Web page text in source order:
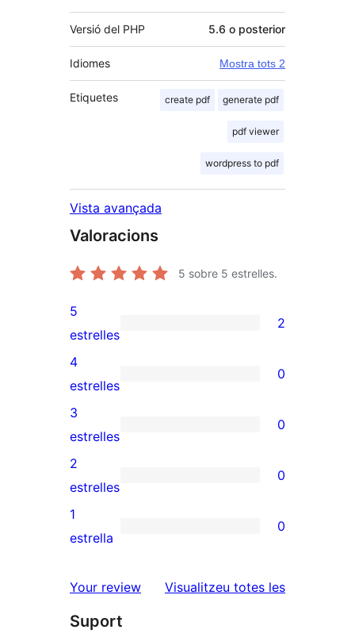
Versió del PHP 5.6 o posterior
Idiomes Mostra tots 2
Etiquetes create pdf generate pdf
pdf viewer
wordpress to pdf
Vista avançada
Valoracions
5 sobre 5 estrelles.
2
valoracions
de
5
estrelles
5
estrelles
2
0
valoracions
de
4
estrelles
4
estrelles
0
0
valoracions
de
3
estrelles
3
estrelles
0
0
valoracions
de
estrelles
2
estrelles
0
0
de
estrelles
1
estrella
0
Your review Visualitzeu totes lesressenyes
Suport